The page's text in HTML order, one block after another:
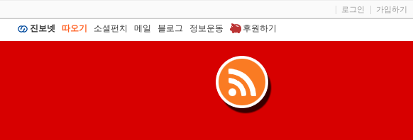
진보넷 따오기 소셜펀치 메일 블로그 정보운동 후원하기
로그인 가입하기